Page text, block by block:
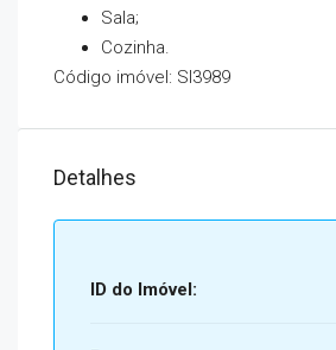
Sala;
Cozinha.
Código imóvel: SI3989
Detalhes
ID do Imóvel: